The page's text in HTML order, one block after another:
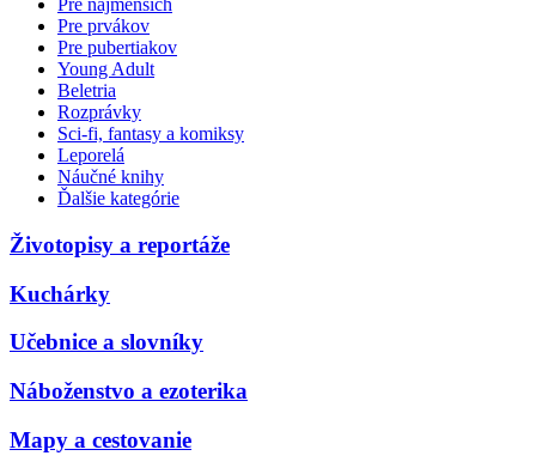
Pre najmenších
Pre prvákov
Pre pubertiakov
Young Adult
Beletria
Rozprávky
Sci-fi, fantasy a komiksy
Leporelá
Náučné knihy
Ďalšie kategórie
Životopisy a reportáže
Kuchárky
Učebnice a slovníky
Náboženstvo a ezoterika
Mapy a cestovanie